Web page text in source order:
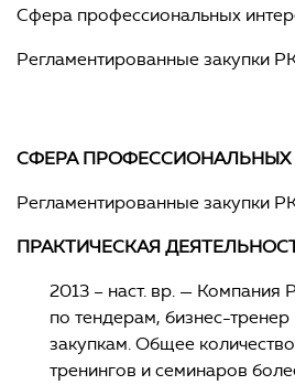
Сфера профессиональных
Регламентированные закупки
СФЕРА ПРОФЕССИОНАЛЬНЫХ
Регламентированные закупки
ПРАКТИЧЕСКАЯ
2013 – наст. вр. — Компания
по тендерам, бизнес-
закупкам. Общее
тренингов и семинаров